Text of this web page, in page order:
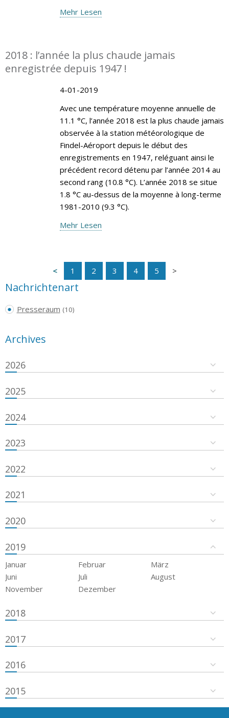
Mehr Lesen
2018 : l’année la plus chaude jamais
enregistrée depuis 1947 !
4-01-2019
Avec une température moyenne annuelle de
11.1 °C, l’année 2018 est la plus chaude jamais
observée à la station météorologique de
Findel-Aéroport depuis le début des
enregistrements en 1947, reléguant ainsi le
précédent record détenu par l’année 2014 au
second rang (10.8 °C). L’année 2018 se situe
1.8 °C au-dessus de la moyenne à long-terme
1981-2010 (9.3 °C).
Mehr Lesen
1 2 3 4 5
Nachrichtenart
Presseraum (10)
Archives
2026
2025
2024
2023
2022
2021
2020
2019
Januar Februar
März
Juni
Juli
August
November
Dezember
2018
2017
2016
2015